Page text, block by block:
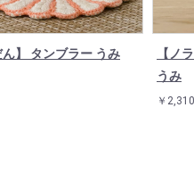
ん】 タンブラー うみ
【ノ
うみ
￥2,310